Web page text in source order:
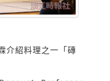
介紹料理之一「磚